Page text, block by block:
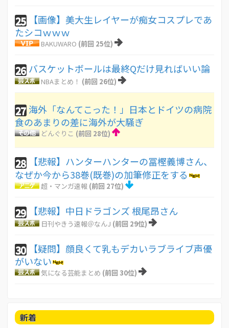
25
【画像】美大生レイヤーが痴女コスプレであ
たシコｗｗｗ
BAKUWARO (前回 25位)
26 バスケットボールは最終Qだけ見ればいい論
NBAまとめ！ (前回 26位)
27 海外「なんてこった！」日本とドイツの病院
食のあまりの差に海外が大騒ぎ
どんぐりこ (前回 28位)
28
【悲報】ハンターハンターの冨樫義博さん、
なぜか今から38巻(既巻)の加筆修正をする
超・マンガ速報 (前回 27位)
29 【悲報】中日ドラゴンズ 根尾昂さん
日刊やきう速報＠なんJ (前回 29位)
30
【疑問】顔良くて乳もデカいラブライブ声優
がいない
気になる芸能まとめ (前回 30位)
新着